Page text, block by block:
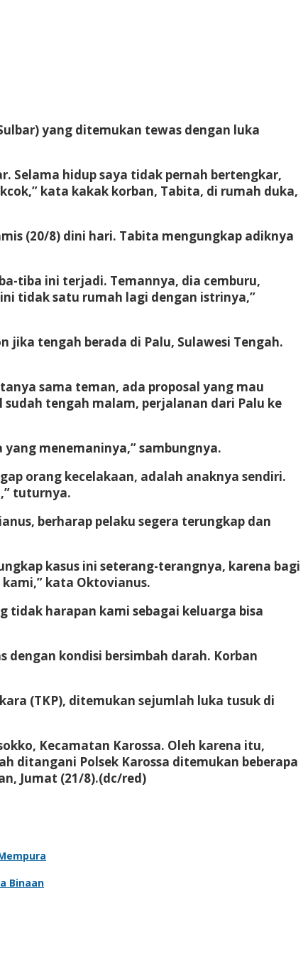
yang ditemukan tewas dengan luka
Selama hidup saya tidak pernah bertengkar,
kata kakak korban, Tabita, di rumah duka,
(20/8) dini hari. Tabita mengungkap adiknya
tiba ini terjadi. Temannya, dia cemburu,
tidak satu rumah lagi dengan istrinya,”
tengah berada di Palu, Sulawesi Tengah.
sama teman, ada proposal yang mau
tengah malam, perjalanan dari Palu ke
menemaninya,” sambungnya.
orang kecelakaan, adalah anaknya sendiri.
tuturnya.
berharap pelaku segera terungkap dan
kasus ini seterang-terangnya, karena bagi
kata Oktovianus.
harapan kami sebagai keluarga bisa
dengan kondisi bersimbah darah. Korban
(TKP), ditemukan sejumlah luka tusuk di
Kecamatan Karossa. Oleh karena itu,
ditangani Polsek Karossa ditemukan beberapa
Jumat (21/8).(dc/red)
Binaan